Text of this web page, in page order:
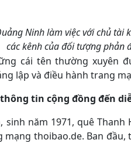
Ninh làm việc với chủ tài
các kênh của đối tượng phản
cái tên thường xuyên
lập và điều hành trang
tin cộng đồng đến
sinh năm 1971, quê
mạng thoibao.de. Ban